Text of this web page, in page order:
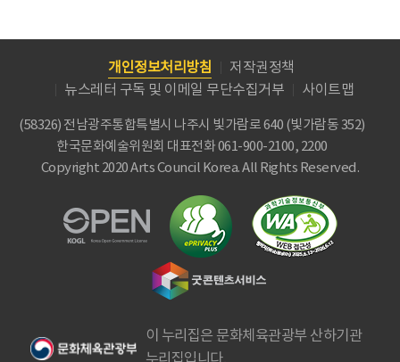
개인정보처리방침
저작권정책
뉴스레터 구독 및 이메일 무단수집거부
사이트맵
(58326) 전남광주통합특별시 나주시 빛가람로 640 (빛가람동 352)
한국문화예술위원회 대표전화 061-900-2100, 2200
Copyright 2020 Arts Council Korea. All Rights Reserved.
이 누리집은 문화체육관광부 산하기관